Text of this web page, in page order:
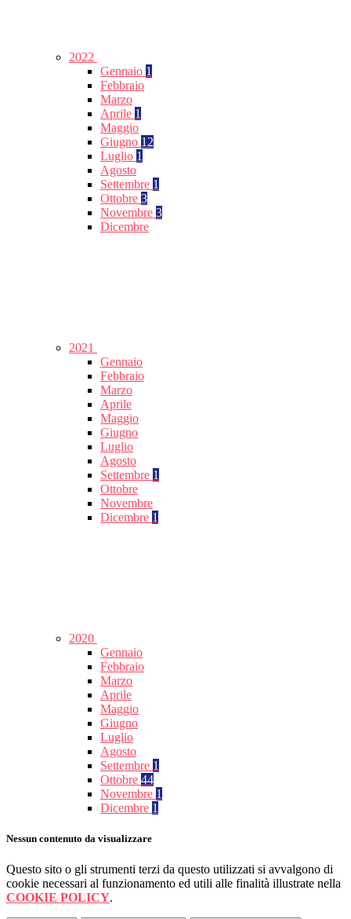
2022
Gennaio 1
Febbraio
Marzo
Aprile 1
Maggio
Giugno 12
Luglio 1
Agosto
Settembre 1
Ottobre 3
Novembre 3
Dicembre
2021
Gennaio
Febbraio
Marzo
Aprile
Maggio
Giugno
Luglio
Agosto
Settembre 1
Ottobre
Novembre
Dicembre 1
2020
Gennaio
Febbraio
Marzo
Aprile
Maggio
Giugno
Luglio
Agosto
Settembre 1
Ottobre 44
Novembre 1
Dicembre 1
Nessun contenuto da visualizzare
Questo sito o gli strumenti terzi da questo utilizzati si avvalgono di
cookie necessari al funzionamento ed utili alle finalità illustrate nella
COOKIE POLICY.